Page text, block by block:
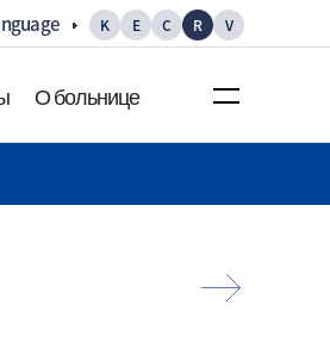
K E C R V
О больнице